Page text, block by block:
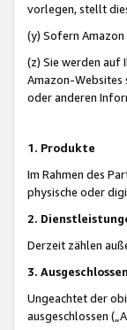
vorlegen, stellt
(y) Sofern
(z) Sie werden auf
Amazon-Websites
oder anderen
1. Produkte
Im Rahmen des
physische oder
2.
Derzeit zählen
3.
Ungeachtet der
ausgeschlossen